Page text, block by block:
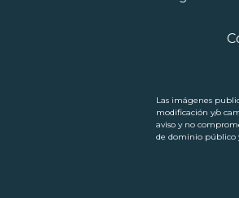
Las imágenes
modificación y/o
aviso y no
de dominio público